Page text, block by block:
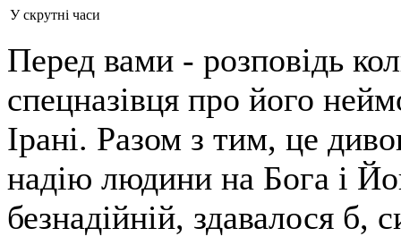
У скрутні часи
Перед вами - розповідь
спецназівця про його
Ірані. Разом з тим, це
надію людини на Бога і
безнадійній, здавалося б,